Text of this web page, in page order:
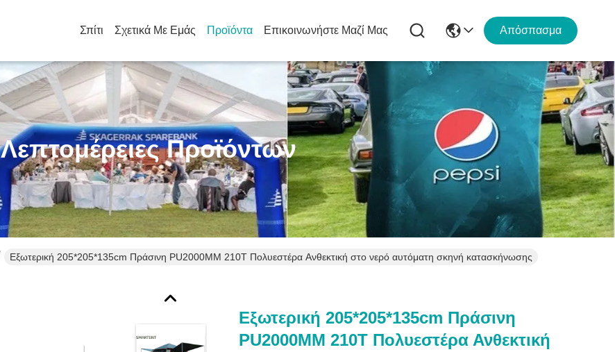
Σπίτι Σχετικά Με Εμάς Προϊόντα Επικοινωνήστε Μαζί Μας Απόσπασμα
Λεπτομέρειες Προϊόντων
Εξωτερική 205*205*135cm Πράσινη PU2000MM 210T Πολυεστέρα Ανθεκτική στο νερό αυτόματη σκηνή κατασκήνωσης
Εξωτερική 205*205*135cm Πράσινη
PU2000MM 210T Πολυεστέρα Ανθεκτική